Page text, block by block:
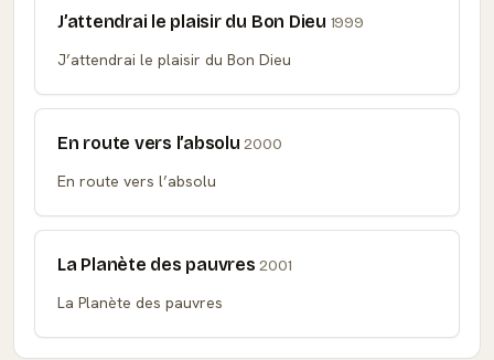
J’attendrai le plaisir du Bon Dieu 1999
J’attendrai le plaisir du Bon Dieu
En route vers l’absolu2000
En route vers l’absolu
La Planète des pauvres2001
La Planète des pauvres